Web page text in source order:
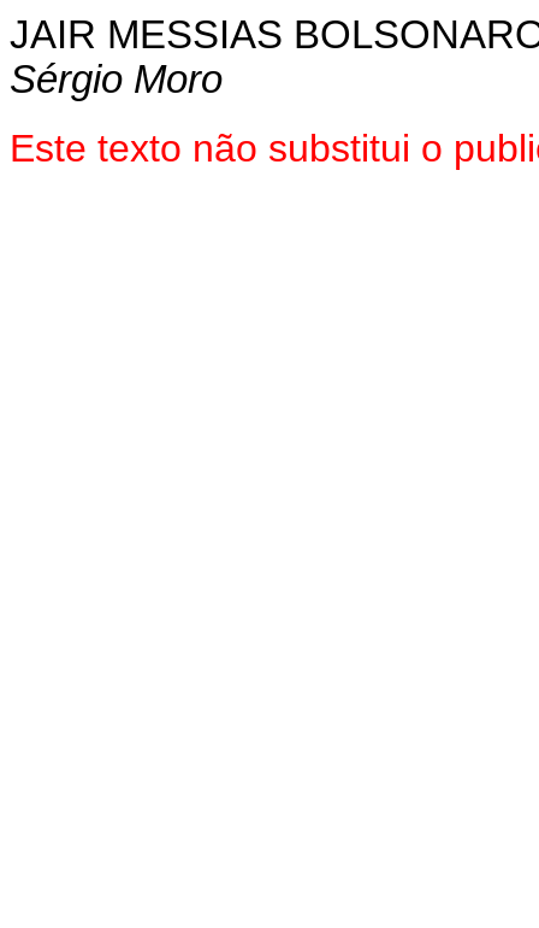
JAIR MESSIAS
Sérgio Moro
Este texto não substitui o